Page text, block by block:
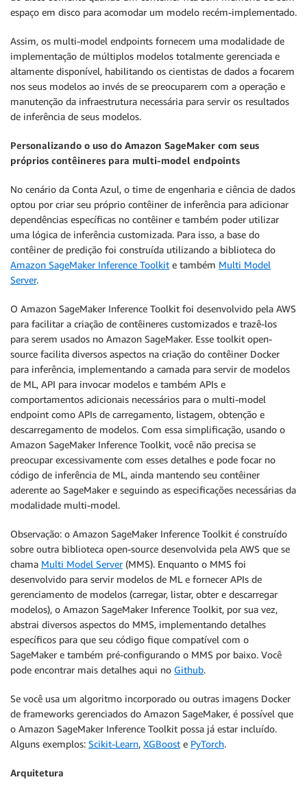
espaço em disco para acomodar um modelo recém-implementado.
Assim, os multi-model endpoints fornecem uma modalidade de
implementação de múltiplos modelos totalmente gerenciada e
altamente disponível, habilitando os cientistas de dados a focarem
nos seus modelos ao invés de se preocuparem com a operação e
manutenção da infraestrutura necessária para servir os resultados
de inferência de seus modelos.
Personalizando o uso do Amazon SageMaker com seus
próprios contêineres para multi-model endpoints
No cenário da Conta Azul, o time de engenharia e ciência de dados
optou por criar seu próprio contêiner de inferência para adicionar
dependências específicas no contêiner e também poder utilizar
uma lógica de inferência customizada. Para isso, a base do
contêiner de predição foi construída utilizando a biblioteca do
Amazon SageMaker Inference Toolkit e também Multi Model
Server.
O Amazon SageMaker Inference Toolkit foi desenvolvido pela AWS
para facilitar a criação de contêineres customizados e trazê-los
para serem usados no Amazon SageMaker. Esse toolkit open-
source facilita diversos aspectos na criação do contêiner Docker
para inferência, implementando a camada para servir de modelos
de ML, API para invocar modelos e também APIs e
comportamentos adicionais necessários para o multi-model
endpoint como APIs de carregamento, listagem, obtenção e
descarregamento de modelos. Com essa simplificação, usando o
Amazon SageMaker Inference Toolkit, você não precisa se
preocupar excessivamente com esses detalhes e pode focar no
código de inferência de ML, ainda mantendo seu contêiner
aderente ao SageMaker e seguindo as especificações necessárias da
modalidade multi-model.
Observação: o Amazon SageMaker Inference Toolkit é construído
sobre outra biblioteca open-source desenvolvida pela AWS que se
chama Multi Model Server(MMS). Enquanto o MMS foi
desenvolvido para servir modelos de ML e fornecer APIs de
gerenciamento de modelos (carregar, listar, obter e descarregar
modelos), o Amazon SageMaker Inference Toolkit, por sua vez,
abstrai diversos aspectos do MMS, implementando detalhes
específicos para que seu código fique compatível com o
SageMaker e também pré-configurando o MMS por baixo. Você
pode encontrar mais detalhes aqui no Github.
Se você usa um algoritmo incorporado ou outras imagens Docker
de frameworks gerenciados do Amazon SageMaker, é possível que
o Amazon SageMaker Inference Toolkit possa já estar incluído.
Alguns exemplos: Scikit-Learn, XGBoost e PyTorch.
Arquitetura